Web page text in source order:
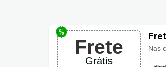
Frete
Grátis
Nas